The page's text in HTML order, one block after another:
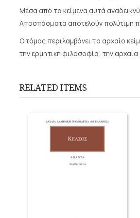
Μέσα από τα κείμενα αυτά
Αποσπάσματα αποτελούν πολύτιμη
Ο τόμος περιλαμβάνει το αρχαίο
την ερμητική φιλοσοφία, την
RELATED ITEMS